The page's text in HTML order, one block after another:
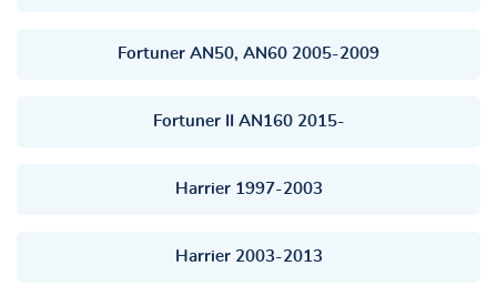
Fortuner AN50, AN60 2005-2009
Fortuner II AN160 2015-
Harrier 1997-2003
Harrier 2003-2013